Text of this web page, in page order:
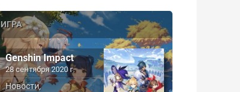
ИГРА
Genshin Impact
28 сентября 2020 г.
Новости,